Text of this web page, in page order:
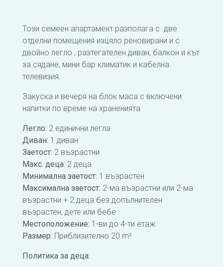
Този семеен апартамент разполага с две
отделни помещения изцяло реновирани и с
двойно легло , разтегателен диван, балкон и кът
за сядане, мини бар климатик и кабелна
телевизия.
Закуска и вечеря на блок маса с включени
напитки по време на храненията
Легло: 2 единични легла
Диван: 1 диван
Заетост: 2 възрастни
Макс. деца: 2 деца
Минимална заетост: 1 възрастен
Максимална заетост: 2-ма възрастни или 2-ма
възрастни + 2 деца без допълнителен
възрастен, дете или бебе
Местоположение: 1-ви до 4-ти етаж
Размер: Приблизително 20 m²
Политика за деца: